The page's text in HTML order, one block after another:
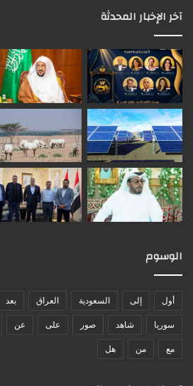
آخر الإخبار المحدثة
الوسوم
أول إلى السعودية العراق بعد
سوريا شاهد صور على عن
مع من هل